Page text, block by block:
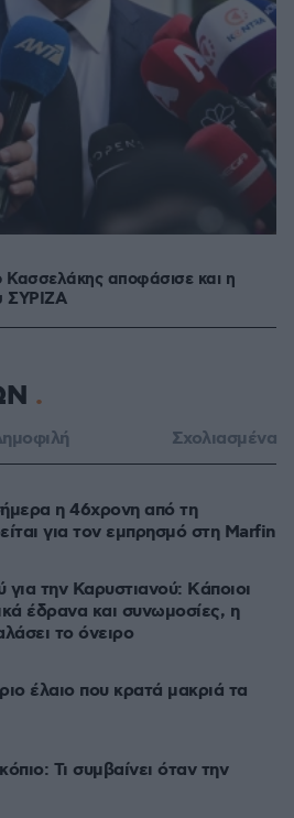
Κασσελάκης αποφάσισε και η
ΣΥΡΙΖΑ
Σχολιασμένα
η 46χρονη από τη
για τον εμπρησμό στη Marfin
την Καρυστιανού: Kάποιοι
έδρανα και συνωμοσίες, η
το όνειρο
έλαιο που κρατά μακριά τα
Τι συμβαίνει όταν την